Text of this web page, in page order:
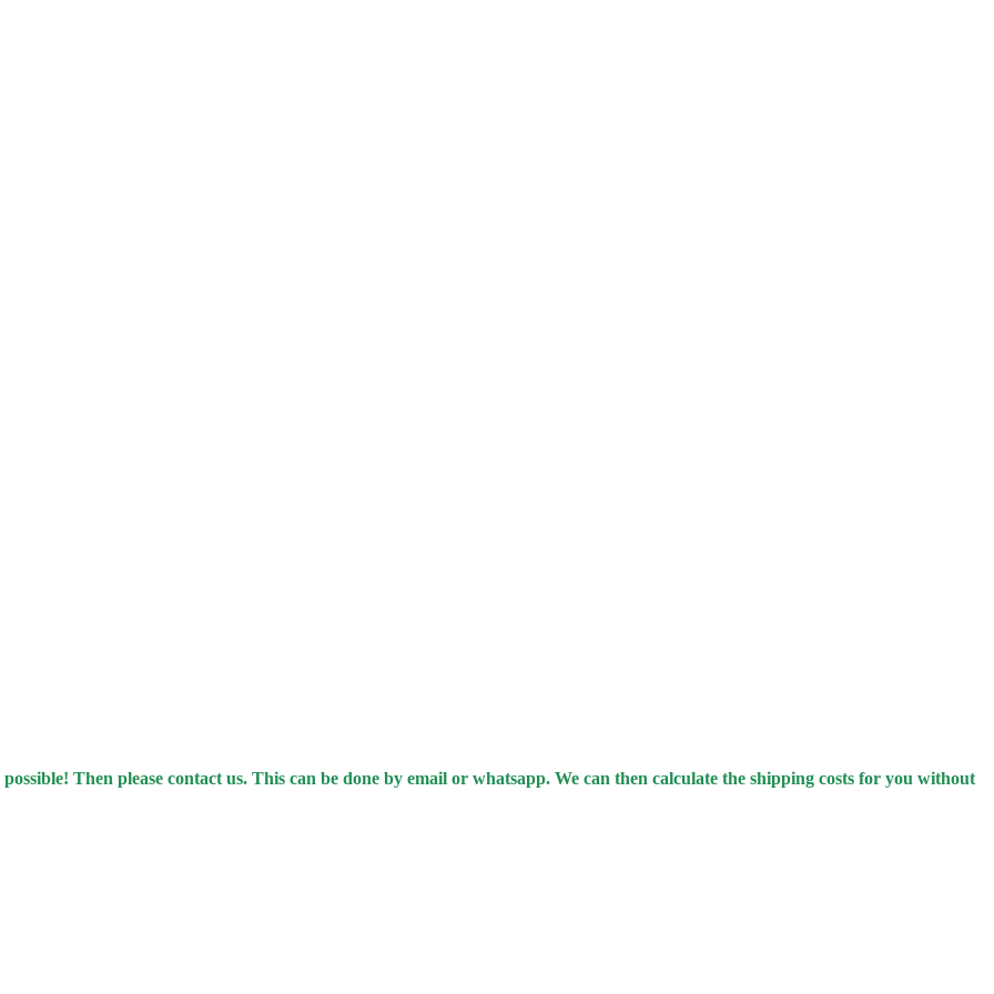
Then please contact us. This can be done by email or whatsapp. We can then calculate the shipping costs for you without